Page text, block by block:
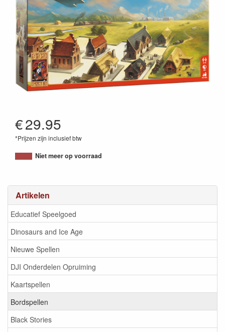
Artikelen
Educatief Speelgoed
Dinosaurs and Ice Age
Nieuwe Spellen
DJI Onderdelen Opruiming
Kaartspellen
Bordspellen
Black Stories
€29.95
*Prijzen zijn inclusief btw
8719214429300
Niet meer op voorraad